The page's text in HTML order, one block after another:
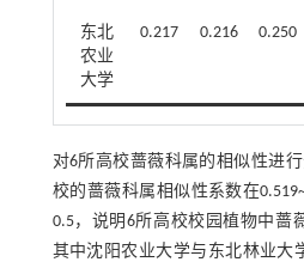
东北
农业
大学
0.217 0.216 0.250
对6所高校蔷薇科属的相似性进
校的蔷薇科属相似性系数在
0.5，说明6所高校校园植物中蔷
其中沈阳农业大学与东北林业大